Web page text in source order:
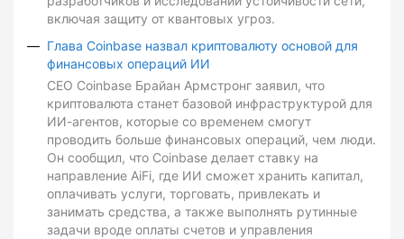
включая защиту от квантовых угроз.
Глава Coinbase назвал криптовалюту основой для
финансовых операций ИИ
CEO Coinbase Брайан Армстронг заявил, что
криптовалюта станет базовой инфраструктурой для
ИИ-агентов, которые со временем смогут
проводить больше финансовых операций, чем люди.
Он сообщил, что Coinbase делает ставку на
направление AiFi, где ИИ сможет хранить капитал,
оплачивать услуги, торговать, привлекать и
занимать средства, а также выполнять рутинные
задачи вроде оплаты счетов и управления